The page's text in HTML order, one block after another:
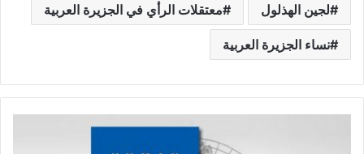
لجين الهذلول معتقلات الرأي في الجزيرة العربية
نساء الجزيرة العربية